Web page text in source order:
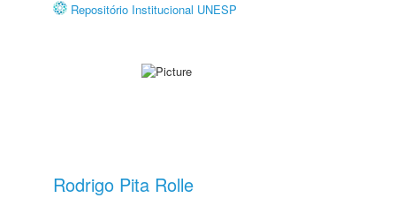
Repositório Institucional UNESP
Rodrigo Pita Rolle